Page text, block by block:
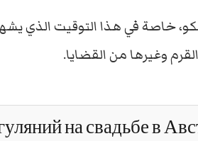
خاصة في هذا التوقيت الذي
وغيرها من القضايا.
на свадьбе в